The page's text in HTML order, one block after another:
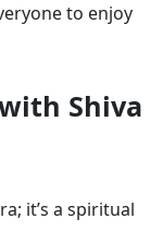
to enjoy
Shiva
it’s a spiritual